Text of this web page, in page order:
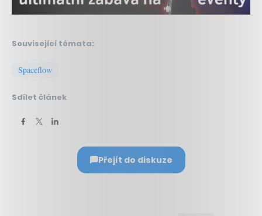
Související témata:
Spaceflow
Sdílet článek
Přejít do diskuze